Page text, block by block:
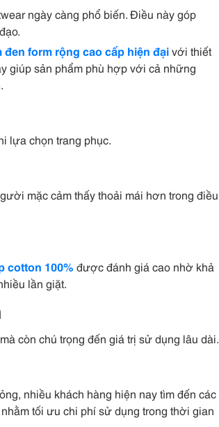
ngày càng phổ biến. Điều này góp
đen form rộng cao cấp hiện đạivới thiết
giúp sản phẩm phù hợp với cả những
lựa chọn trang phục.
mặc cảm thấy thoải mái hơn trong điều
cotton 100% được đánh giá cao nhờ khả
lần giặt.
còn chú trọng đến giá trị sử dụng lâu dài.
nhiều khách hàng hiện nay tìm đến các
nhằm tối ưu chi phí sử dụng trong thời gian